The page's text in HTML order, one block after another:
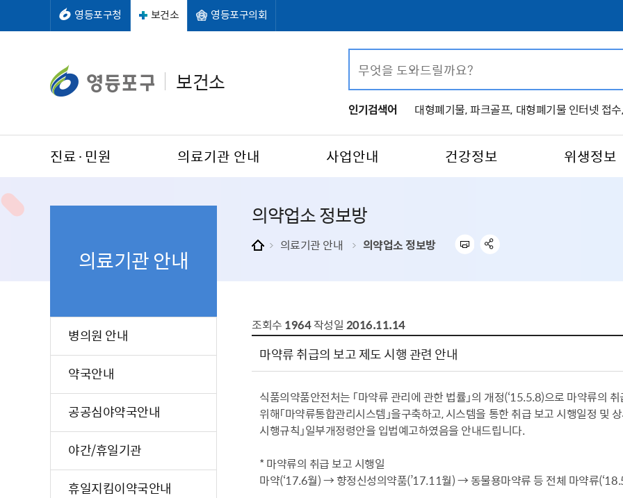
영등포구청 보건소 영등포구의회
보건소
인기검색어 대형폐기물, 파크골프, 대형폐기물 인터넷 접수,
진료·민원 의료기관 안내 사업안내 건강정보 위생정보
의료기관 안내
병의원 안내
약국안내
공공심야약국안내
야간/휴일기관
휴일지킴이약국안내
의약업소 정보방
의료기관 안내 의약업소 정보방
조회수 1964 작성일 2016.11.14
마약류 취급의 보고 제도 시행 관련 안내
식품의약품안전처는 「마약류 관리에 관한 법률」의 개정(‘15.5.8)으로 마약류의
위해「마약류통합관리시스템」을구축하고, 시스템을 통한 취급 보고 시행일정 및
시행규칙」일부개정령안을 입법예고하였음을 안내드립니다.
* 마약류의 취급 보고 시행일
마약(‘17.6월) → 향정신성의약품(’17.11월) → 동물용마약류 등 전체 마약류